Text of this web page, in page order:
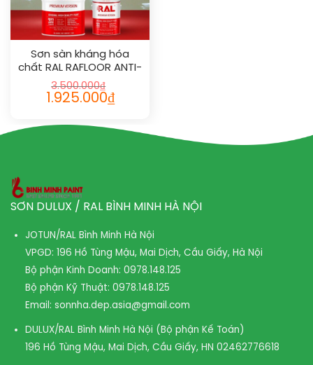
Sơn sàn kháng hóa
chất RAL RAFLOOR ANTI-
CHEM 1026
3.500.000₫
1.925.000₫
SƠN DULUX / RAL BÌNH MINH HÀ NỘI
JOTUN/RAL Bình Minh Hà Nội
VPGD: 196 Hồ Tùng Mậu, Mai Dịch, Cầu Giấy, Hà Nội
Bộ phận Kinh Doanh: 0978.148.125
Bộ phận Kỹ Thuật: 0978.148.125
Email: sonnha.dep.asia@gmail.com
DULUX/RAL Bình Minh Hà Nội (Bộ phận Kế Toán)
196 Hồ Tùng Mậu, Mai Dịch, Cầu Giấy, HN 02462776618